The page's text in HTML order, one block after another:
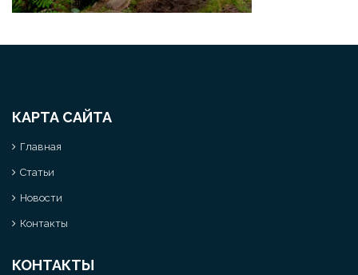
КАРТА САЙТА
Главная
Статьи
Новости
Контакты
КОНТАКТЫ